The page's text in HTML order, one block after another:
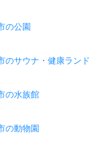
の公園
のサウナ・健康ランド
の水族館
の動物園